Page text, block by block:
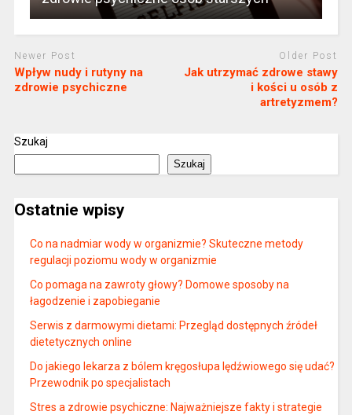
Newer Post
Wpływ nudy i rutyny na
zdrowie psychiczne
Older Post
Jak utrzymać zdrowe stawy
i kości u osób z
artretyzmem?
Szukaj
Szukaj
Ostatnie wpisy
Co na nadmiar wody w organizmie? Skuteczne metody
regulacji poziomu wody w organizmie
Co pomaga na zawroty głowy? Domowe sposoby na
łagodzenie i zapobieganie
Serwis z darmowymi dietami: Przegląd dostępnych źródeł
dietetycznych online
Do jakiego lekarza z bólem kręgosłupa lędźwiowego się udać?
Przewodnik po specjalistach
Stres a zdrowie psychiczne: Najważniejsze fakty i strategie